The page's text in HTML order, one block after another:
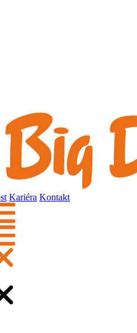
Kariéra Kontakt